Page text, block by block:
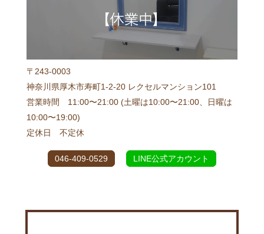
〒243-0003
神奈川県厚木市寿町1-2-20 レクセルマンション101
営業時間 11:00〜21:00 (土曜は10:00〜21:00、日曜は
10:00〜19:00)
定休日 不定休
046-409-0529 LINE公式アカウント